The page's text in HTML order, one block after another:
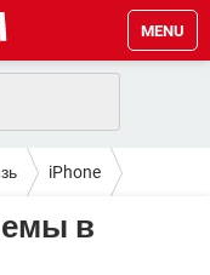
MENU
10
iPhone
в